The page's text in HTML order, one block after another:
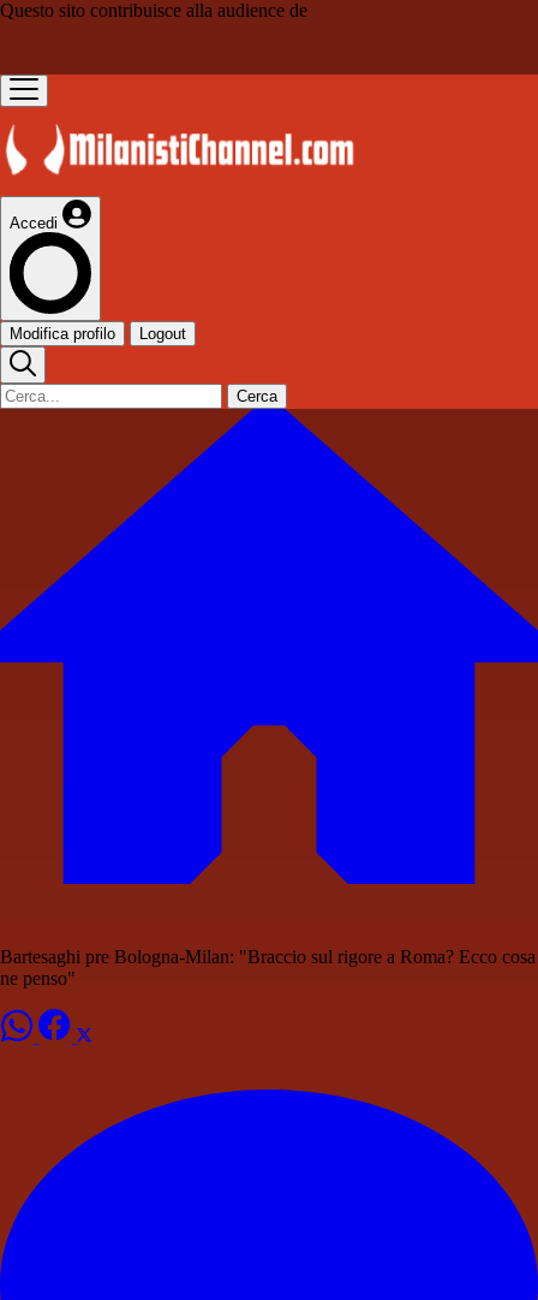
Questo sito contribuisce alla audience de
Accedi
Modifica profilo Logout
Cerca
Bartesaghi pre Bologna-Milan: "Braccio sul rigore a Roma? Ecco cosa
ne penso"